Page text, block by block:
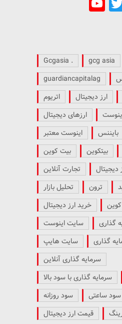
Channel
. Gcgasia
gcg asia
guardiancapitalag
اتریوم
ارز دیجیتال
ارزهای دیجیتال
اینوست معتبر
بایننس
بیت کوین
بیتکوین
تجارت آنلاین
دیجیتال
تحلیل بازار
ترون
خرید ارز دیجیتال
سایت اینوست
گذاری
سایت هایپ
گذاری
سرمایه گذاری آنلاین
سرمایه گذاری با سود بالا
سود روزانه
سود ساعتی
قیمت ارز دیجیتال